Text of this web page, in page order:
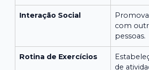
Interação Social
com
pessoas.
Rotina de Exercícios
de